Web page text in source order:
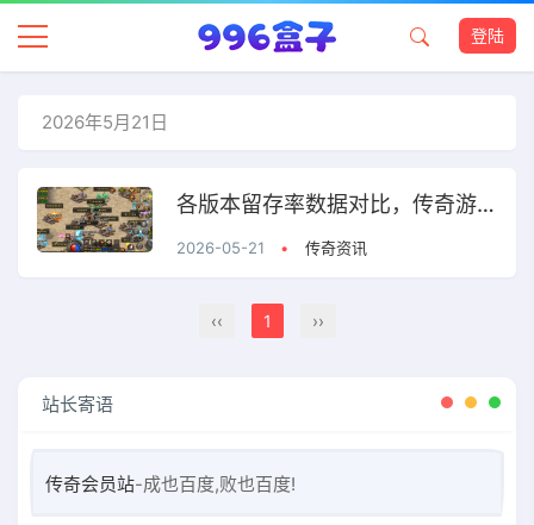
登陆
2026年5月21日
各版本留存率数据对比，传奇游戏长线运营分析
2026-05-21 • 传奇资讯
‹‹ 1 ››
站长寄语
传奇会员站-成也百度,败也百度!